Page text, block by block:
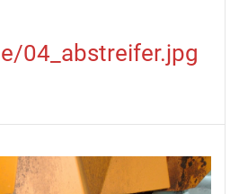
04_abstreifer.jpg